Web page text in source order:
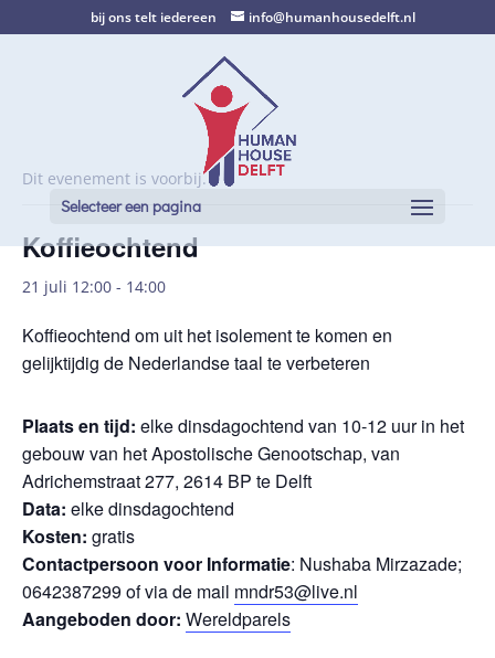
bij ons telt iedereen info@humanhousedelft.nl
Selecteer een pagina
Dit evenement is voorbij.
Koffieochtend
21 juli 12:00 - 14:00
Koffieochtend om uit het isolement te komen en
gelijktijdig de Nederlandse taal te verbeteren
Plaats en tijd: elke dinsdagochtend van 10-12 uur in het
gebouw van het Apostolische Genootschap, van
Adrichemstraat 277, 2614 BP te Delft
Data: elke dinsdagochtend
Kosten: gratis
Contactpersoon voor Informatie: Nushaba Mirzazade;
0642387299 of via de mail mndr53@live.nl
Aangeboden door: Wereldparels